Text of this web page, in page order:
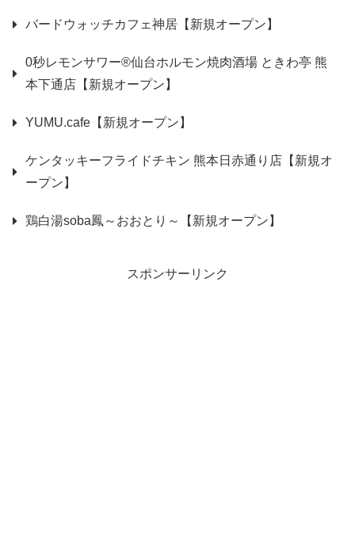
バードウォッチカフェ神居【新規オープン】
0秒レモンサワー®仙台ホルモン焼肉酒場 ときわ亭 熊
本下通店【新規オープン】
YUMU.cafe【新規オープン】
ケンタッキーフライドチキン 熊本日赤通り店【新規オ
ープン】
鶏白湯soba鳳～おおとり～【新規オープン】
スポンサーリンク